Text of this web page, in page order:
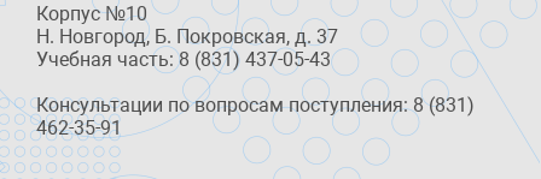
Корпус №10
Н. Новгород, Б. Покровская, д. 37
Учебная часть: 8 (831) 437-05-43
Консультации по вопросам поступления: 8 (831)
462-35-91